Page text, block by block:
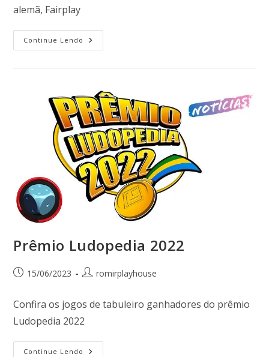
alemã, Fairplay
Continue Lendo
Prêmio Ludopedia 2022
15/06/2023 romirplayhouse
Confira os jogos de tabuleiro ganhadores do prêmio
Ludopedia 2022
Continue Lendo